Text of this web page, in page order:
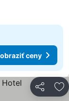
ceny
Zdieľať